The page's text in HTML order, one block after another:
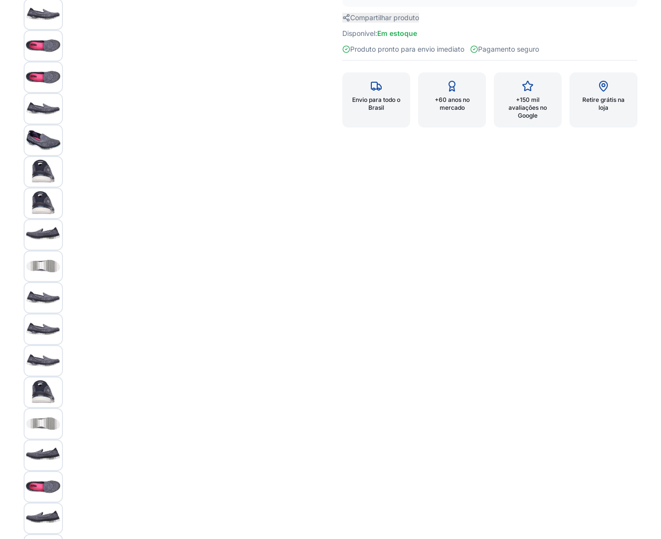
Compartilhar produto
Disponível:Em estoque
Produto pronto para envio imediato
Pagamento seguro
Envio para todo o
Brasil
+60 anos no
mercado
+150 mil
avaliações no
Google
Retire grátis na
loja